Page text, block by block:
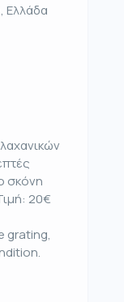
Ελλάδα
σκόνη
20€
grating,